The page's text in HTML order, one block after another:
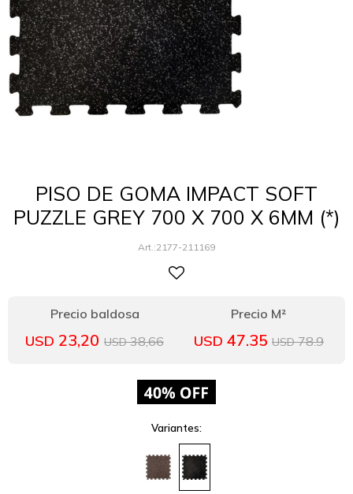
PISO DE GOMA IMPACT SOFT
PUZZLE GREY 700 X 700 X 6MM (*)
2177-211169
USD 23,20 USD 38,66 USD 47.35 USD 78.9
Variantes: